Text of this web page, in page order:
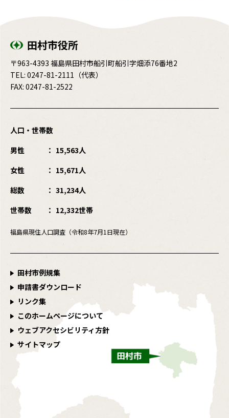
田村市役所
〒963-4393 福島県田村市船引町船引字畑添76番地2
TEL: 0247-81-2111 （代表）
FAX: 0247-81-2522
人口・世帯数
男性
15,563人
女性
15,671人
総数
31,234人
世帯数
12,332世帯
福島県現住人口調査（令和8年7月1日現在）
田村市例規集
申請書ダウンロード
リンク集
このホームページについて
ウェブアクセシビリティ方針
サイトマップ